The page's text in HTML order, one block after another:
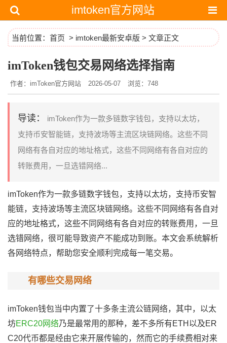
imtoken官方网站
当前位置： 首页 > imtoken最新安卓版 > 文章正文
imToken钱包交易网络选择指南
作者：imToken官方网站 2026-05-07 浏览：748
导读：
imToken作为一款多链数字钱包，支持以太坊，
支持币安智能链，支持波场等主流区块链网络。这些不同
网络有各自对应的地址格式，这些不同网络有各自对应的
转账费用，一旦选错网络...
imToken作为一款多链数字钱包，支持以太坊，支持币安智
能链，支持波场等主流区块链网络。这些不同网络有各自对
应的地址格式，这些不同网络有各自对应的转账费用，一旦
选错网络，很可能导致资产不能成功到账。本文会系统解析
各网络特点，帮助您安全顺利完成每一笔交易。
有哪些交易网络
imToken钱包当中内置了十多条主流公链网络，其中，以太
坊ERC20网络乃是最常用的那种，差不多所有ETH以及ER
C20代币都是经由它来开展传输的，然而它的手续费相对来